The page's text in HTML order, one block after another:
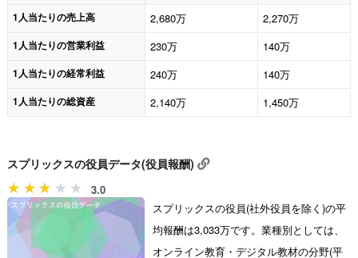
1人当たりの売上高
2,680万 2,270万
1人当たりの営業利益 230万 140万
1人当たりの経常利益 240万 140万
1人当たりの総資産 2,140万 1,450万
スプリックスの役員データ(役員報酬)
3.0
スプリックスの役員(社外役員を除く)の平
均報酬は3,033万です。業種別としては、
オンライン教育・デジタル教材の分野(平